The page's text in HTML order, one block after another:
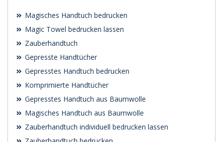
Magisches Handtuch bedrucken
Magic Towel bedrucken lassen
Zauberhandtuch
Gepresste Handtücher
Gepresstes Handtuch bedrucken
Komprimierte Handtücher
Gepresstes Handtuch aus Baumwolle
Magisches Handtuch aus Baumwolle
Zauberhandtuch individuell bedrucken lassen